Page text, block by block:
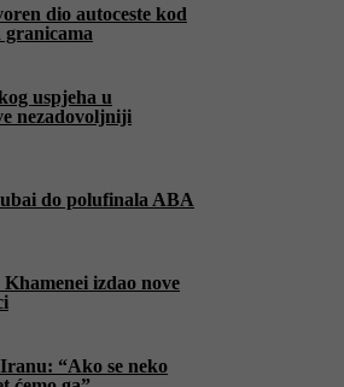
dio autoceste kod
granicama
uspjeha u
nezadovoljniji
do polufinala ABA
izdao nove
“Ako se neko